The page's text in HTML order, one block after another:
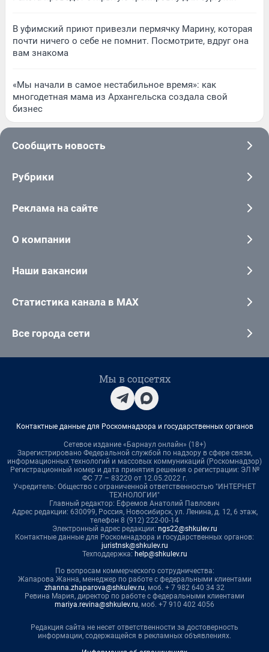
В уфимский приют привезли пермячку Марину, которая
почти ничего о себе не помнит. Посмотрите, вдруг она
вам знакома
«Мы начали в самое нестабильное время»: как
многодетная мама из Архангельска создала свой
бизнес
Сообщить новость
Рубрики
Реклама на сайте
О компании
Наши вакансии
Статистика канала в MAX
Все города сети
Мы в соцсетях
Контактные данные для Роскомнадзора и государственных органов
Сетевое издание «Барнаул онлайн» (18+)
Зарегистрировано Федеральной службой по надзору в сфере связи,
информационных технологий и массовых коммуникаций (Роскомнадзор)
Регистрационный номер и дата принятия решения о регистрации: ЭЛ №
ФС 77 – 83220 от 12.05.2022 г.
Учредитель: Общество с ограниченной ответственностью "ИНТЕРНЕТ
ТЕХНОЛОГИИ"
Главный редактор: Ефремов Анатолий Павлович
Адрес редакции: 630099, Россия, Новосибирск, ул. Ленина, д. 12, 6 этаж,
телефон 8 (912) 222-00-14
Электронный адрес редакции: ngs22@shkulev.ru
Контактные данные для Роскомнадзора и государственных органов:
juristnsk@shkulev.ru
Техподдержка: help@shkulev.ru
По вопросам коммерческого сотрудничества:
Жапарова Жанна, менеджер по работе с федеральными клиентами
zhanna.zhaparova@shkulev.ru, моб. + 7 982 640 34 32
Ревина Мария, директор по работе с федеральными клиентами
mariya.revina@shkulev.ru, моб. +7 910 402 4056
Редакция сайта не несет ответственности за достоверность
информации, содержащейся в рекламных объявлениях.